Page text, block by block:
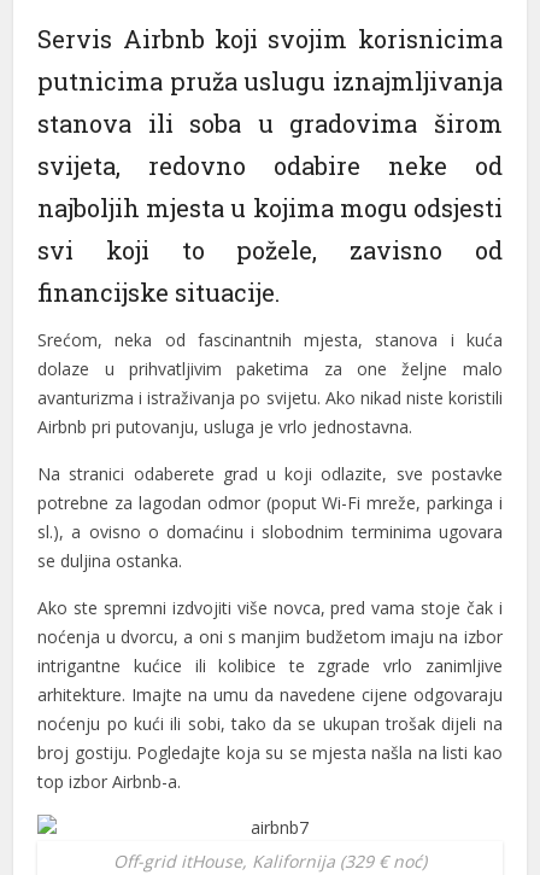
al
al
Servis Airbnb koji svojim korisnicima
putnicima pruža uslugu iznajmljivanja
stanova ili soba u gradovima širom
svijeta, redovno odabire neke od
najboljih mjesta u kojima mogu odsjesti
svi koji to požele, zavisno od
financijske situacije.
Srećom, neka od fascinantnih mjesta, stanova i kuća
dolaze u prihvatljivim paketima za one željne malo
avanturizma i istraživanja po svijetu. Ako nikad niste koristili
Airbnb pri putovanju, usluga je vrlo jednostavna.
Na stranici odaberete grad u koji odlazite, sve postavke
potrebne za lagodan odmor (poput Wi-Fi mreže, parkinga i
sl.), a ovisno o domaćinu i slobodnim terminima ugovara
se duljina ostanka.
Ako ste spremni izdvojiti više novca, pred vama stoje čak i
noćenja u dvorcu, a oni s manjim budžetom imaju na izbor
intrigantne kućice ili kolibice te zgrade vrlo zanimljive
arhitekture. Imajte na umu da navedene cijene odgovaraju
noćenju po kući ili sobi, tako da se ukupan trošak dijeli na
broj gostiju. Pogledajte koja su se mjesta našla na listi kao
top izbor Airbnb-a.
Off-grid itHouse, Kalifornija (329 € noć)